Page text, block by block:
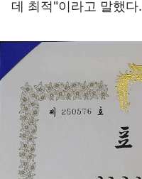
데 최적"이라고 말했다.